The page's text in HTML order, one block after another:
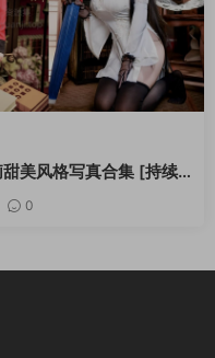
美风格写真合集 [持续
0